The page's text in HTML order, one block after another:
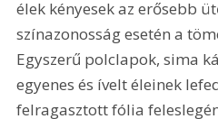
élek kényesek az erősebb
színazonosság esetén a
Egyszerű polclapok, sima
egyenes és ívelt éleinek
felragasztott fólia